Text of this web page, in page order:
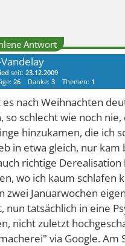
Antwort
seit:23.12.2009
26 Danke:3 Themen: 1
nach Weihnachten
so schlecht wie noch nie,
hinzukamen, die ich
in etwa gleich, nur kam
richtige Derealisation
wo ich kaum schlafen
zwei Januarwochen
nun tatsächlich in eine
nicht zuletzt
via Google. Am